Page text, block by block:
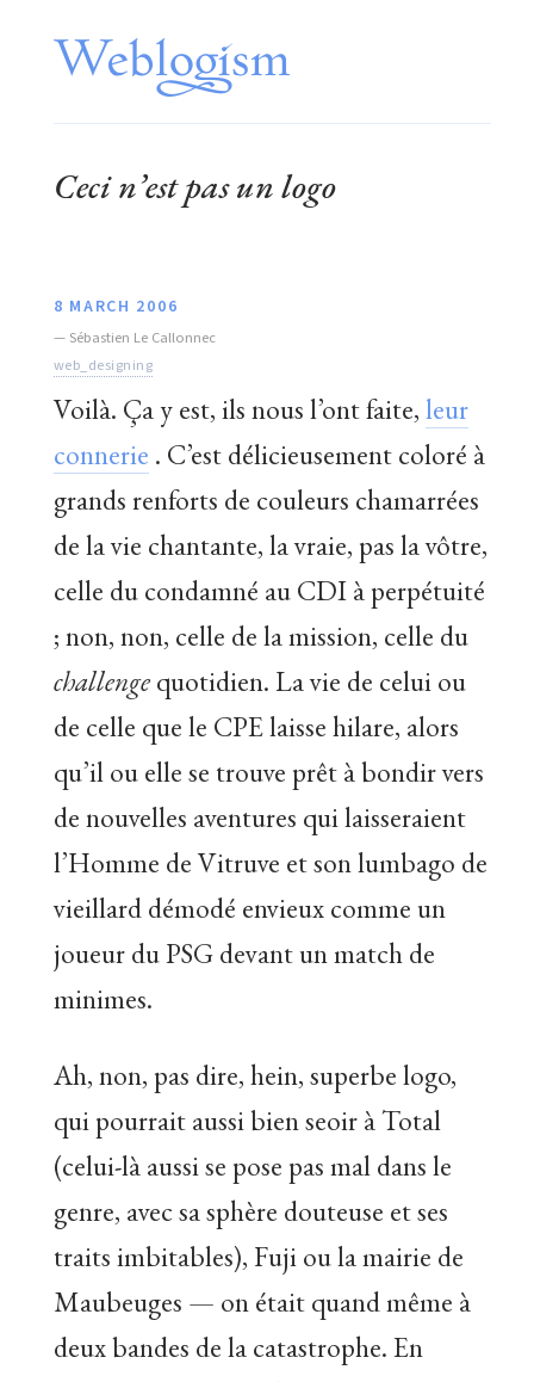
Ceci n’est pas un logo
8 MARCH 2006
— Sébastien Le Callonnec
web_designing
Voilà. Ça y est, ils nous l’ont faite,leur
connerie . C’est délicieusement coloré à
grands renforts de couleurs chamarrées
de la vie chantante, la vraie, pas la vôtre,
celle du condamné au CDI à perpétuité
; non, non, celle de la mission, celle du
challengequotidien. La vie de celui ou
de celle que le CPE laisse hilare, alors
qu’il ou elle se trouve prêt à bondir vers
de nouvelles aventures qui laisseraient
l’Homme de Vitruve et son lumbago de
vieillard démodé envieux comme un
joueur du PSG devant un match de
minimes.
Ah, non, pas dire, hein, superbe logo,
qui pourrait aussi bien seoir à Total
(celui-là aussi se pose pas mal dans le
genre, avec sa sphère douteuse et ses
traits imbitables), Fuji ou la mairie de
Maubeuges — on était quand même à
deux bandes de la catastrophe. En